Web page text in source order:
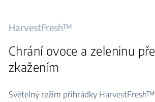
HarvestFresh™
Chrání ovoce a zeleninu
zkažením
Světelný režim přihrádky